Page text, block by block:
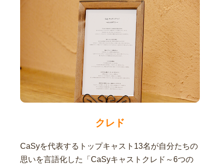
クレド
CaSyを代表するトップキャスト13名が自分たちの
思いを言語化した「CaSyキャストクレド～6つの